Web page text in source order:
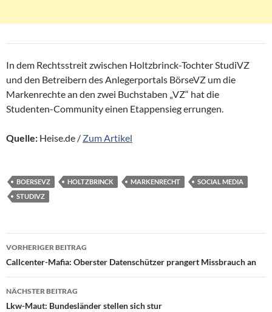
In dem Rechtsstreit zwischen Holtzbrinck-Tochter StudiVZ
und den Betreibern des Anlegerportals BörseVZ um die
Markenrechte an den zwei Buchstaben „VZ“ hat die
Studenten-Community einen Etappensieg errungen.
Quelle: Heise.de / Zum Artikel
BOERSEVZ HOLTZBRINCK MARKENRECHT
SOCIAL MEDIA
STUDIVZ
Beitragsnavigation
VORHERIGER BEITRAG
Callcenter-Mafia: Oberster Datenschützer prangert Missbrauch an
NÄCHSTER BEITRAG
Lkw-Maut: Bundesländer stellen sich stur